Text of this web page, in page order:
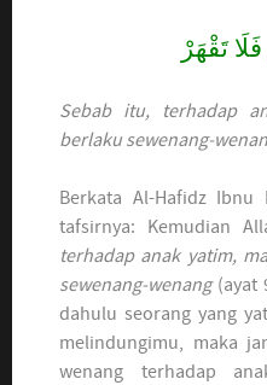
تَقْهَرْ
Sebab itu, terhadap
berlaku sewenang-
Berkata Al-Hafidz Ibnu
terhadap anak yatim,
sewenang-wenang(ayat
dahulu seorang yang
melindungimu, maka
wenang terhadap